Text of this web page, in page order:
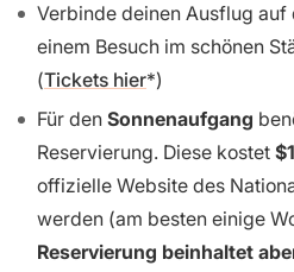
Verbinde deinen Ausflug auf
einem Besuch im schönen
(Tickets hier )
Für den Sonnenaufgang
Reservierung. Diese kostet
offizielle Website des
werden (am besten einige
Reservierung beinhaltet